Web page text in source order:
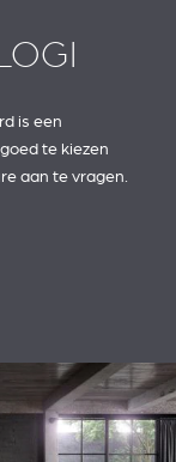
is een
te kiezen
aan te vragen.